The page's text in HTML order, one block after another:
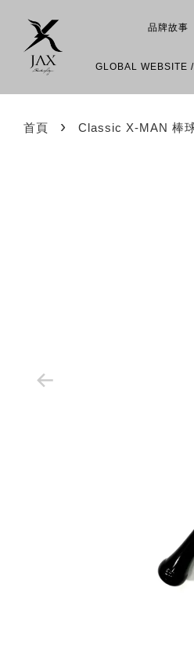
品牌故事
GLOBAL WEBSITE
首頁 › Classic X-MAN 棒